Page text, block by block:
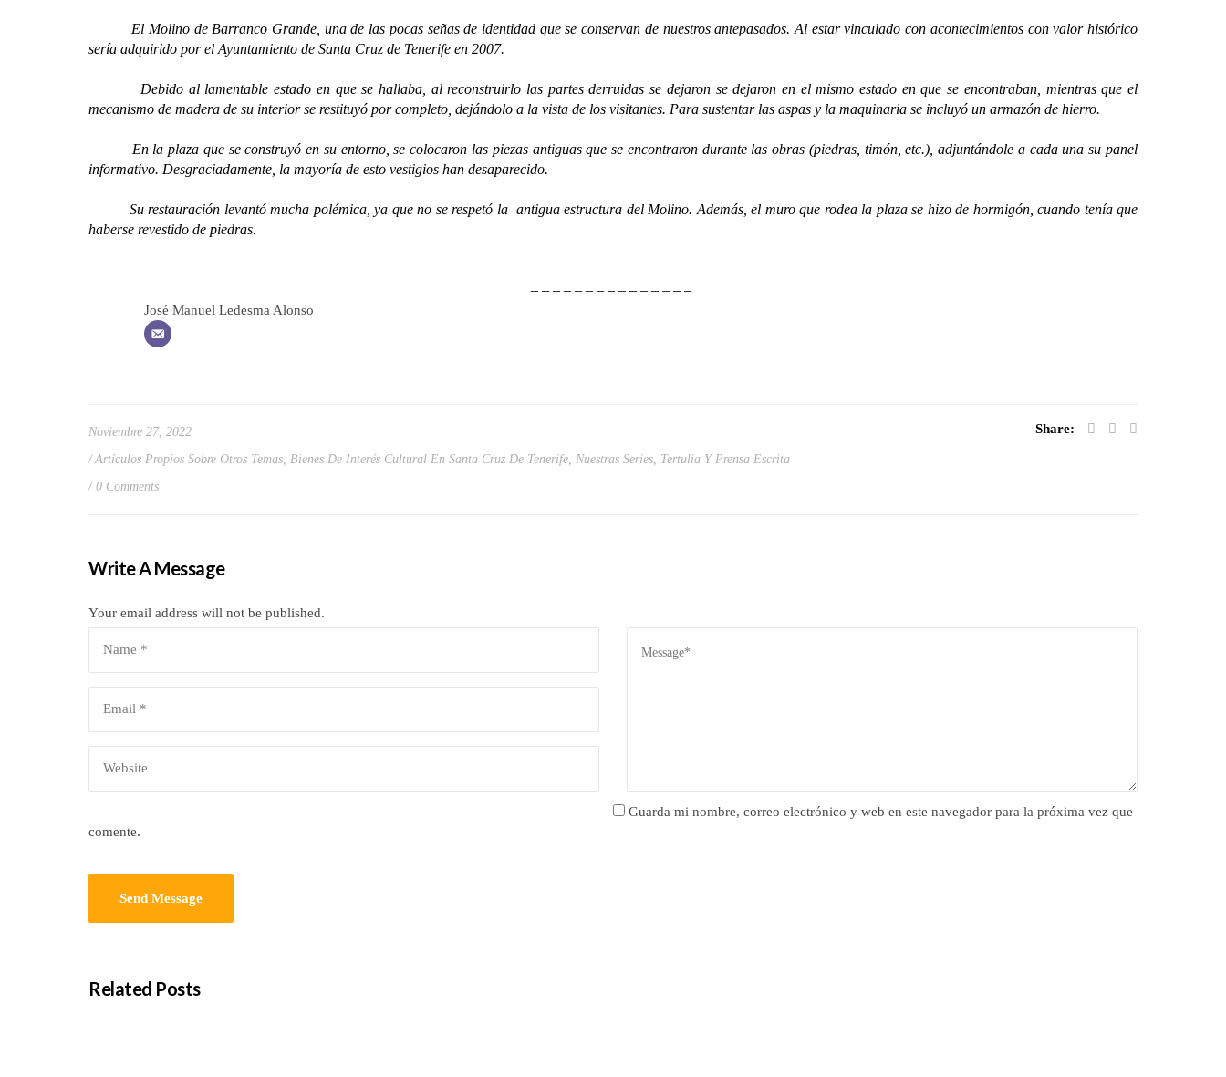
El Molino de Barranco Grande, una de las pocas señas de identidad que se conservan de nuestros antepasados. Al estar vinculado con acontecimientos con valor histórico
sería adquirido por el Ayuntamiento de Santa Cruz de Tenerife en 2007.
Debido al lamentable estado en que se hallaba, al reconstruirlo las partes derruidas se dejaron se dejaron en el mismo estado en que se encontraban, mientras que el
mecanismo de madera de su interior se restituyó por completo, dejándolo a la vista de los visitantes. Para sustentar las aspas y la maquinaria se incluyó un armazón de hierro.
En la plaza que se construyó en su entorno, se colocaron las piezas antiguas que se encontraron durante las obras (piedras, timón, etc.), adjuntándole a cada una su panel
informativo. Desgraciadamente, la mayoría de esto vestigios han desaparecido.
Su restauración levantó mucha polémica, ya que no se respetó la antigua estructura del Molino. Además, el muro que rodea la plaza se hizo de hormigón, cuando tenía que
haberse revestido de piedras.
– – – – – – – – – – – – – – –
José Manuel Ledesma Alonso
Noviembre 27, 2022
Artículos Propios Sobre Otros Temas Bienes De Interés Cultural En Santa Cruz De Tenerife Nuestras Series Tertulia Y Prensa Escrita
0 Comments
Share:
Write A Message
Your email address will not be published.
Guarda mi nombre, correo electrónico y web en este navegador para la próxima vez que
comente.
Related Posts